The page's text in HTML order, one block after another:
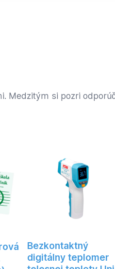
Medzitým si pozri
Bezkontaktný
digitálny teplomer